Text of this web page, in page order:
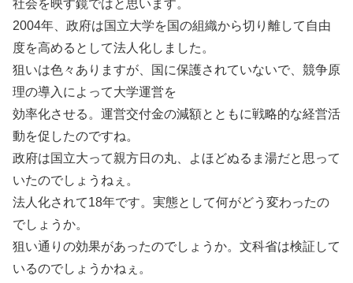
社会を映す鏡ではと思います。
2004年、政府は国立大学を国の組織から切り離して自由
度を高めるとして法人化しました。
狙いは色々ありますが、国に保護されていないで、競争原
理の導入によって大学運営を
効率化させる。運営交付金の減額とともに戦略的な経営活
動を促したのですね。
政府は国立大って親方日の丸、よほどぬるま湯だと思って
いたのでしょうねぇ。
法人化されて18年です。実態として何がどう変わったの
でしょうか。
狙い通りの効果があったのでしょうか。文科省は検証して
いるのでしょうかねぇ。